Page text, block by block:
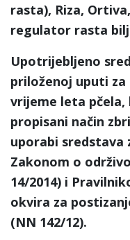
rasta), Riza,
regulator rasta
Upotrijebljeno
priloženoj uputi
vrijeme leta
propisani način
uporabi sredstava
Zakonom o
14/2014) i
okvira za
(NN